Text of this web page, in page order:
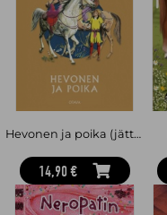
Hevonen ja poika (jättipokkari)
14,90 €